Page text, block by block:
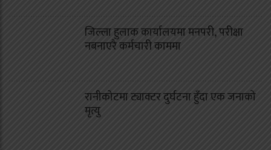
जिल्ला हुलाक कार्यालयमा मनपरी, परीक्षा
नबनाएरै कर्मचारी काममा
रानीकोटमा ट्याक्टर दुर्घटना हुँदा एक जनाको
मृत्यु